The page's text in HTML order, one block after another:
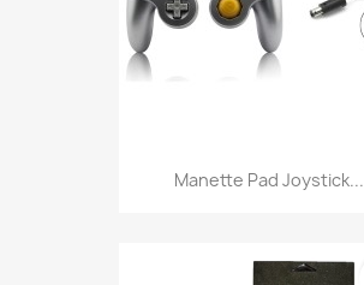
Manette Pad Joystick...